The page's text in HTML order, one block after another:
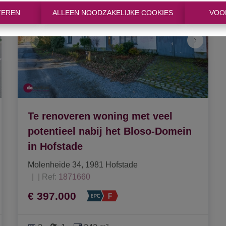
ALLEEN NOODZAKELIJKE COOKIES
Te renoveren woning met veel
potentieel nabij het Bloso-Domein
in Hofstade
Molenheide 34, 1981 Hofstade
Ref: 1871660
€ 397.000